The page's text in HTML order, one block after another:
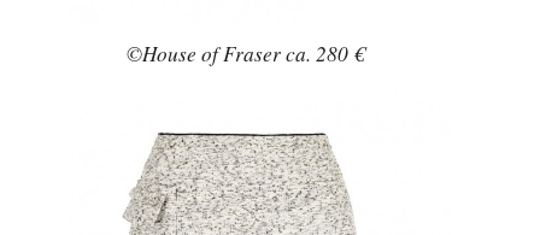
©House of Fraser ca. 280 €